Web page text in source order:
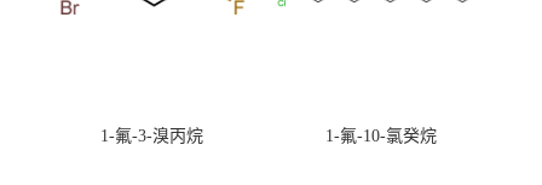
1-氟-3-溴丙烷 1-氟-10-氯癸烷